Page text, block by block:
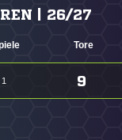
| 26/27
Tore
1 9